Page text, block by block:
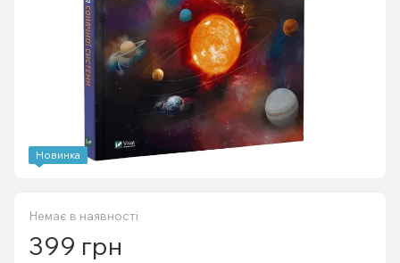
Новинка
Немає в наявності
399 грн